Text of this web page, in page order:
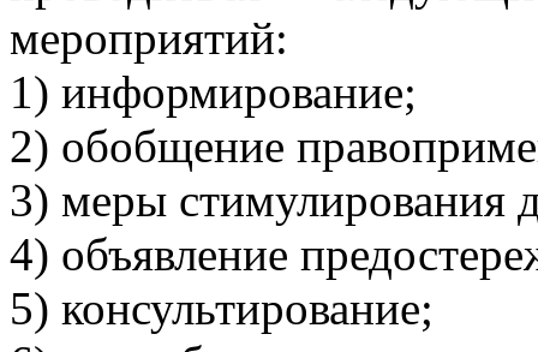
мероприятий:
1) информирование;
2) обобщение
3) меры стимулирования
4) объявление
5) консультирование;